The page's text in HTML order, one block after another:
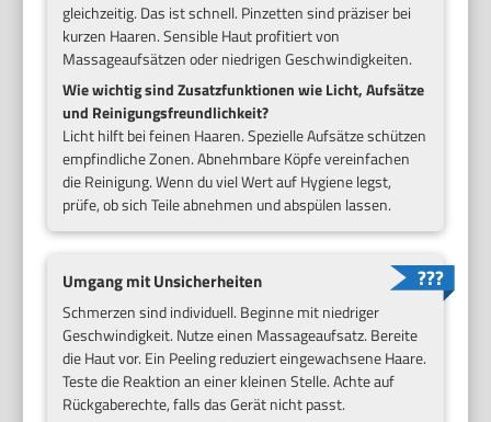
gleichzeitig. Das ist schnell. Pinzetten sind präziser bei
kurzen Haaren. Sensible Haut profitiert von
Massageaufsätzen oder niedrigen Geschwindigkeiten.
Wie wichtig sind Zusatzfunktionen wie Licht, Aufsätze
und Reinigungsfreundlichkeit?
Licht hilft bei feinen Haaren. Spezielle Aufsätze schützen
empfindliche Zonen. Abnehmbare Köpfe vereinfachen
die Reinigung. Wenn du viel Wert auf Hygiene legst,
prüfe, ob sich Teile abnehmen und abspülen lassen.
Umgang mit Unsicherheiten
Schmerzen sind individuell. Beginne mit niedriger
Geschwindigkeit. Nutze einen Massageaufsatz. Bereite
die Haut vor. Ein Peeling reduziert eingewachsene Haare.
Teste die Reaktion an einer kleinen Stelle. Achte auf
Rückgaberechte, falls das Gerät nicht passt.